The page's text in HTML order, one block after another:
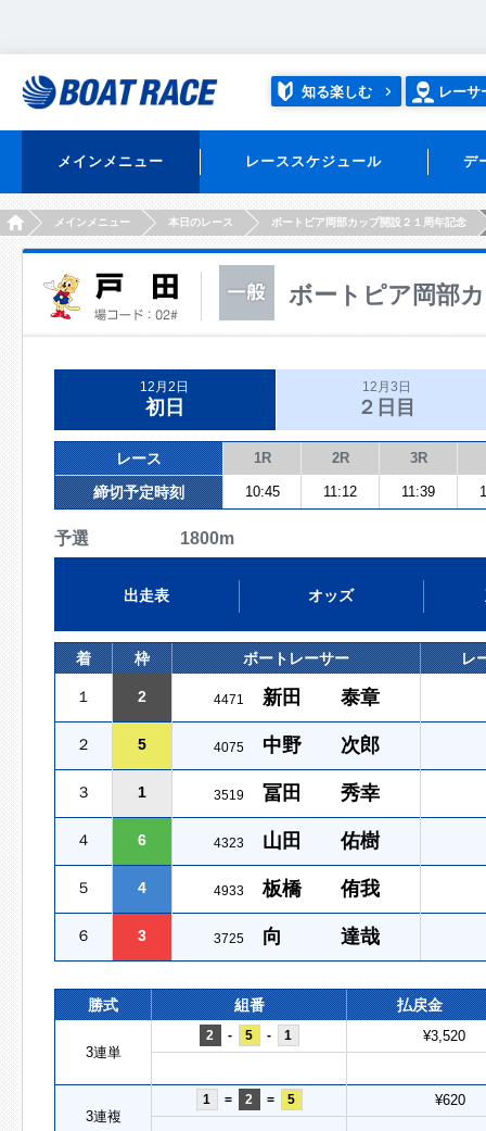
知る楽しむ レーサ
メインメニュー レーススケジュール デ
HOMEメインメニュー 本日のレース ボートピア岡部カップ開設２１周年記念
ボートピア岡部
12月2日
初日
12月3日
２日目
レース 1R 2R 3R
締切予定時刻 10:45 11:12 11:39
予選 1800m
出走表 オッズ
着 枠 ボートレーサー レ
１ 2 4471 新田 泰章
２ 5 4075 中野 次郎
３ 1 3519 冨田 秀幸
４ 6 4323 山田 佑樹
５ 4 4933 板橋 侑我
６ 3 3725 向 達哉
勝式 組番 払戻金
3連単
2 - 5 - 1 ¥3,520
3連複
1 = 2 = 5 ¥620